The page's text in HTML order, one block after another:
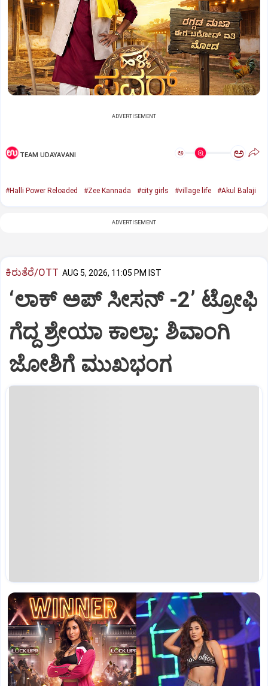
ADVERTISEMENT
TEAM UDAYAVANI ಅ ಅ
#Halli Power Reloaded #Zee Kannada #city girls #village life #Akul Balaji
ADVERTISEMENT
ಕಿರುತೆರೆ/OTT AUG 5, 2026, 11:05 PM IST
‘ಲಾಕ್ ಅಪ್ ಸೀಸನ್‌ -2ʼ ಟ್ರೋಫಿ
ಗೆದ್ದ ಶ್ರೇಯಾ ಕಾಲ್ರಾ: ಶಿವಾಂಗಿ
ಜೋಶಿಗೆ ಮುಖಭಂಗ